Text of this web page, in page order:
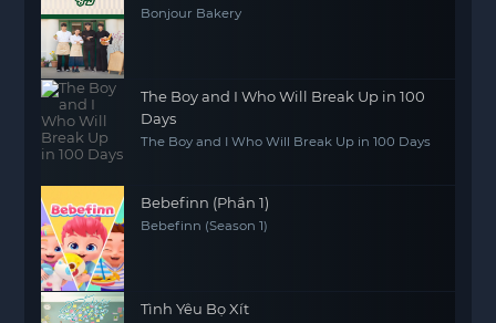
Bonjour Bakery
The Boy and I Who Will Break Up in 100
Days
The Boy and I Who Will Break Up in 100 Days
Bebefinn (Phần 1)
Bebefinn (Season 1)
Tình Yêu Bọ Xít